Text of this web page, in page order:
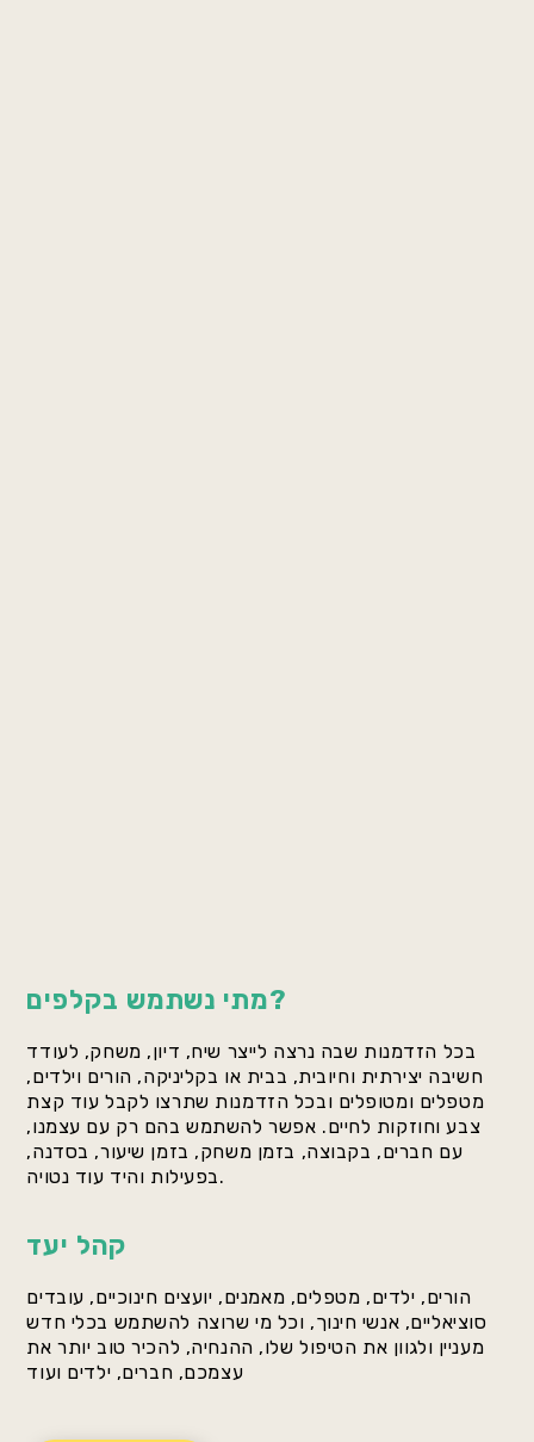
מתי נשתמש בקלפים?
בכל הזדמנות שבה נרצה לייצר שיח, דיון, משחק, לעודד
חשיבה יצירתית וחיובית, בבית או בקליניקה, הורים וילדים,
מטפלים ומטופלים ובכל הזדמנות שתרצו לקבל עוד קצת
צבע וחוזקות לחיים. אפשר להשתמש בהם רק עם עצמנו,
עם חברים, בקבוצה, בזמן משחק, בזמן שיעור, בסדנה,
בפעילות והיד עוד נטויה.
קהל יעד
הורים, ילדים, מטפלים, מאמנים, יועצים חינוכיים, עובדים
סוציאליים, אנשי חינוך, וכל מי שרוצה להשתמש בכלי חדש
מעניין ולגוון את הטיפול שלו, ההנחיה, להכיר טוב יותר את
עצמכם, חברים, ילדים ועוד